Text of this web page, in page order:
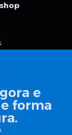
e
forma